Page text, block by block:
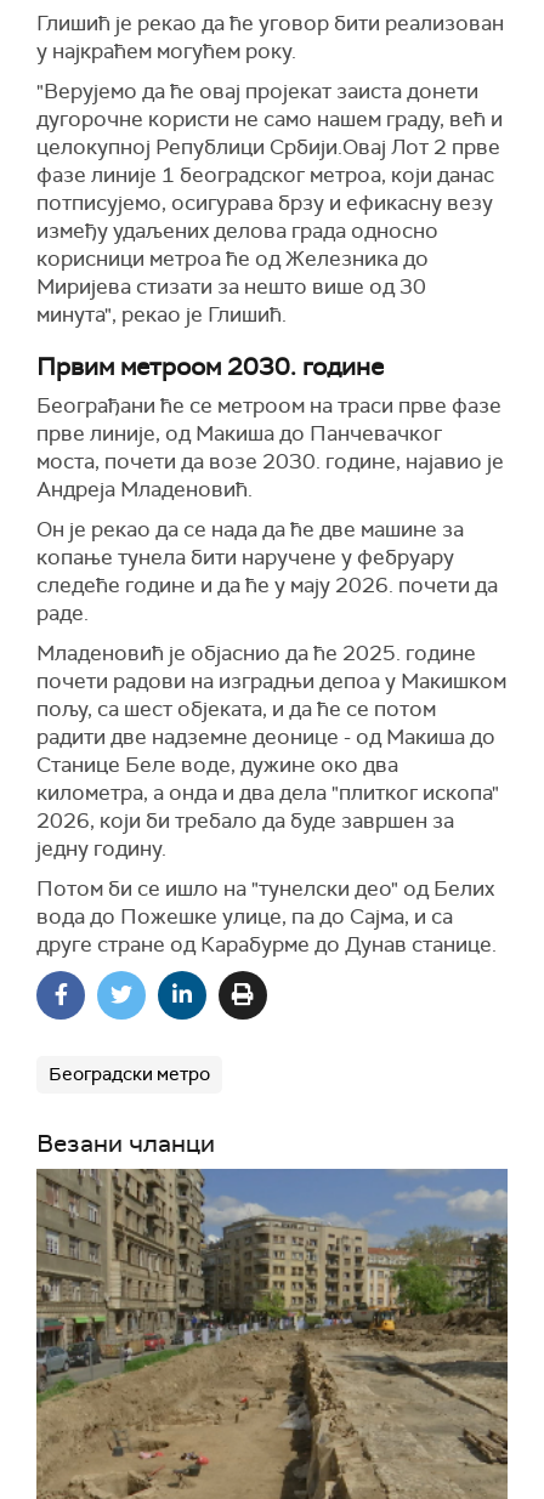
Глишић је рекао да ће уговор бити реализован
у најкраћем могућем року.
"Верујемо да ће овај пројекат заиста донети
дугорочне користи не само нашем граду, већ и
целокупној Републици Србији.Овај Лот 2 прве
фазе линије 1 београдског метроа, који данас
потписујемо, осигурава брзу и ефикасну везу
између удаљених делова града односно
корисници метроа ће од Железника до
Миријева стизати за нешто више од 30
минута", рекао је Глишић.
Првим метроом 2030. године
Београђани ће се метроом на траси прве фазе
прве линије, од Макиша до Панчевачког
моста, почети да возе 2030. године, најавио је
Андреја Младеновић.
Он је рекао да се нада да ће две машине за
копање тунела бити наручене у фебруару
следеће године и да ће у мају 2026. почети да
раде.
Младеновић је објаснио да ће 2025. године
почети радови на изградњи депоа у Макишком
пољу, са шест објеката, и да ће се потом
радити две надземне деонице - од Макиша до
Станице Беле воде, дужине око два
километра, а онда и два дела "плитког ископа"
2026, који би требало да буде завршен за
једну годину.
Потом би се ишло на "тунелски део" од Белих
вода до Пожешке улице, па до Сајма, и са
друге стране од Карабурме до Дунав станице.
Београдски метро
Везани чланци